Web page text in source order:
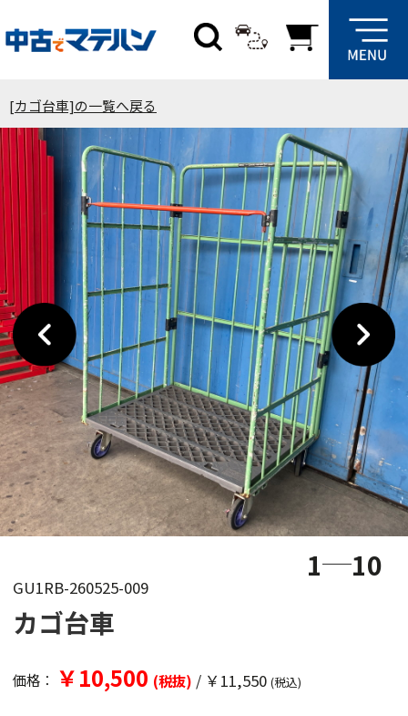
[カゴ台車]の一覧へ戻る
1 10
GU1RB-260525-009
カゴ台車
価格： ￥10,500 (税抜) / ￥11,550 (税込)